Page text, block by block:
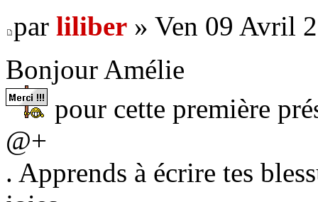
par liliber » Ven 09 Avril
Bonjour Amélie
pour cette première
@+
. Apprends à écrire tes